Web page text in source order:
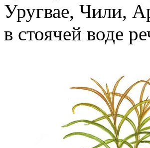
Уругвае, Чили,
в стоячей воде